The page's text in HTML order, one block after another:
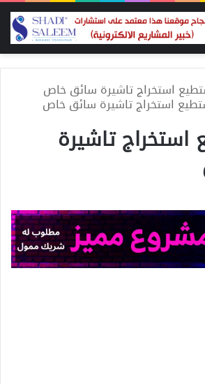
استخراج تاشيرة سائق خاص
استخراج تاشيرة سائق خاص
تاشيرة